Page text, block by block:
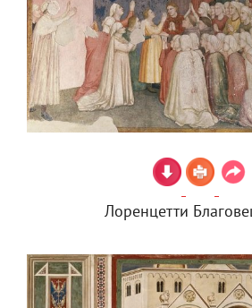
Лоренцетти